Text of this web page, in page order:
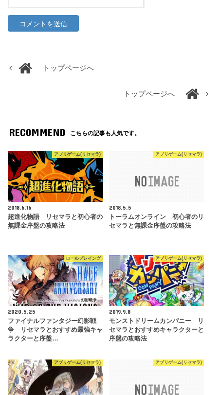
トップページへ
トップページへ
RECOMMEND こちらの記事も人気です。
アプリゲーム(リセマラ)
2018.6.16
超進化物語 リセマラと初心者の
無課金序盤の攻略法
アプリゲーム(リセマラ)
2018.5.5
トーラムオンライン 初心者のリ
セマラと無課金序盤の攻略法
ロールプレイング
2020.5.25
ファイナルファンタジー幻影戦
争 リセマラとおすすめ最強キャ
ラクターと序盤…
アプリゲーム(リセマラ)
2019.9.8
モンストドリームカンパニー リ
セマラとおすすめキャラクターと
序盤の攻略法
アプリゲーム(リセマラ) アプリゲーム(リセマラ)